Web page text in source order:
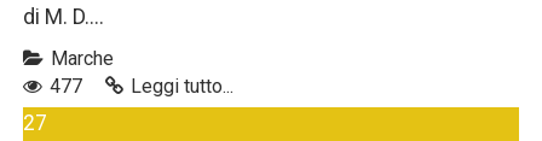
di M. D....
Marche
477
Leggi tutto...
27